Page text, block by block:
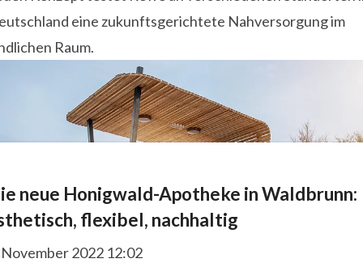
eine zukunftsgerichtete Nahversorgung im
Raum.
neue Honigwald-Apotheke in Waldbrunn:
flexibel, nachhaltig
2022 12:02